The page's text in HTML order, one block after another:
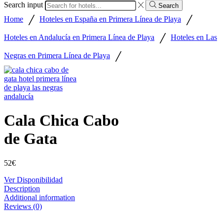
Search input
Search
Home / Hoteles en España en Primera Línea de Playa /
Hoteles en Andalucía en Primera Línea de Playa / Hoteles en Las
Negras en Primera Línea de Playa /
Cala Chica Cabo
de Gata
52€
Ver Disponibilidad
Description
Additional information
Reviews (0)